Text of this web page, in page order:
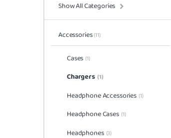
Show All Categories
Accessories(11)
Cases (1)
Chargers (1)
Headphone Accessories (1)
Headphone Cases (1)
Headphones (3)